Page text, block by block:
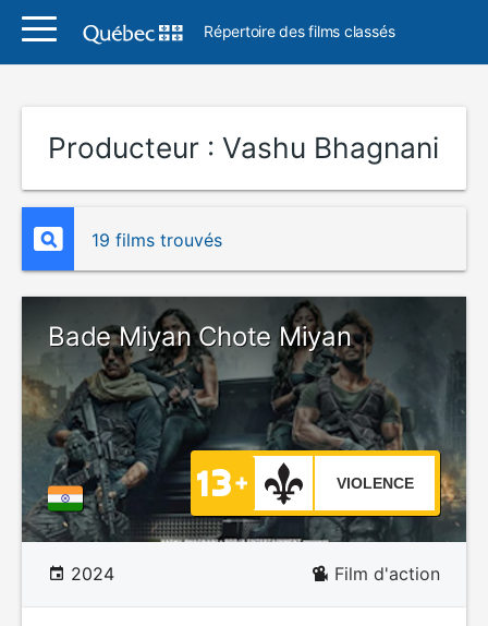
Répertoire des films classés
Producteur : Vashu Bhagnani
19 films trouvés
Bade Miyan Chote Miyan
VIOLENCE
2024 Film d'action